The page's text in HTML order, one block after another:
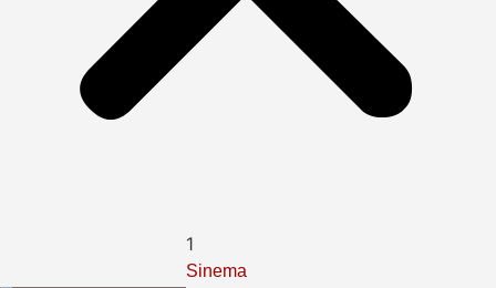
1
Sinema